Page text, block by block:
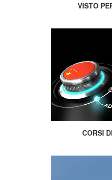
VISTO
CORSI